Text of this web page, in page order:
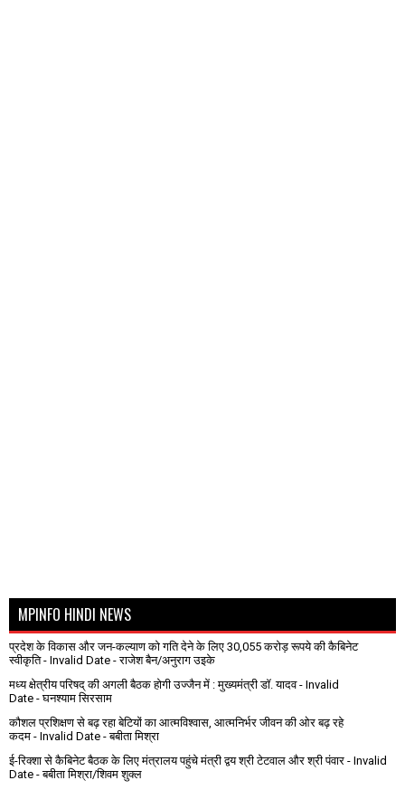
MPINFO HINDI NEWS
प्रदेश के विकास और जन-कल्याण को गति देने के लिए 30,055 करोड़ रूपये की कैबिनेट
स्वीकृति- Invalid Date - राजेश बैन/अनुराग उइके
मध्य क्षेत्रीय परिषद् की अगली बैठक होगी उज्जैन में : मुख्यमंत्री डॉ. यादव- Invalid
Date - घनश्याम सिरसाम
कौशल प्रशिक्षण से बढ़ रहा बेटियों का आत्मविश्वास, आत्मनिर्भर जीवन की ओर बढ़ रहे
कदम - Invalid Date - बबीता मिश्रा
ई-रिक्शा से कैबिनेट बैठक के लिए मंत्रालय पहुंचे मंत्री द्वय श्री टेटवाल और श्री पंवार - Invalid
Date - बबीता मिश्रा/शिवम शुक्ल